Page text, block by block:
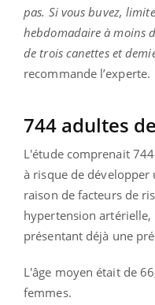
pas. Si vous buvez,
hebdomadaire à moins
de trois canettes et
recommande l’experte.
744 adultes
L'étude comprenait
à risque de développer
raison de facteurs de
hypertension
présentant déjà une
L'âge moyen était de
femmes.